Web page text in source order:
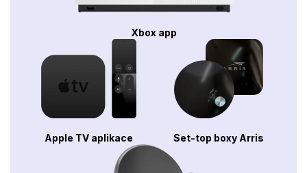
Xbox app
Apple TV aplikace Set-top boxy Arris